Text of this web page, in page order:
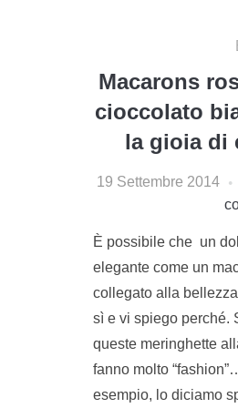
Macarons
cioccolato
la gioia di
19 Settembre 2014
È possibile che un
elegante come un
collegato alla
sì e vi spiego perché.
queste meringhette
fanno molto
esempio, lo diciamo